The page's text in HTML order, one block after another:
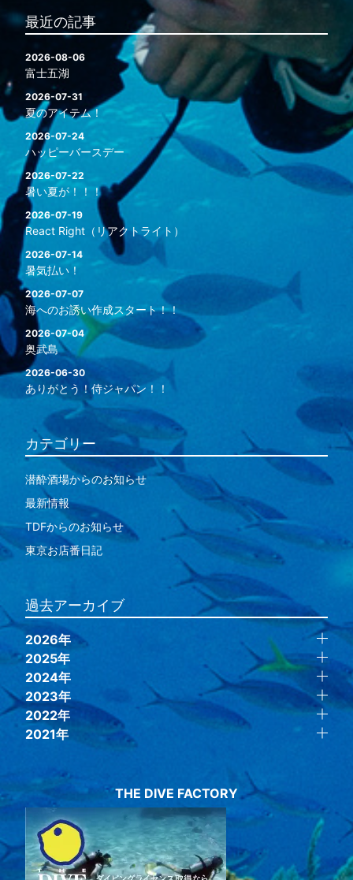
最近の記事
2026-08-06
富士五湖
2026-07-31
夏のアイテム！
2026-07-24
ハッピーバースデー
2026-07-22
暑い夏が！！！
2026-07-19
React Right（リアクトライト）
2026-07-14
暑気払い！
2026-07-07
海へのお誘い作成スタート！！
2026-07-04
奥武島
2026-06-30
ありがとう！侍ジャパン！！
カテゴリー
潜酔酒場からのお知らせ
最新情報
TDFからのお知らせ
東京お店番日記
過去アーカイブ
2026年
2025年
2024年
2023年
2022年
2021年
THE DIVE FACTORY